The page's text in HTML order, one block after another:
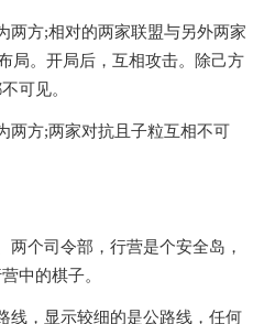
两方;相对的两家联盟与另外两家
局。开局后，互相攻击。除己方
可见。
两方;两家对抗且子粒互相不可
两个司令部，行营是个安全岛，
中的棋子。
线，显示较细的是公路线，任何